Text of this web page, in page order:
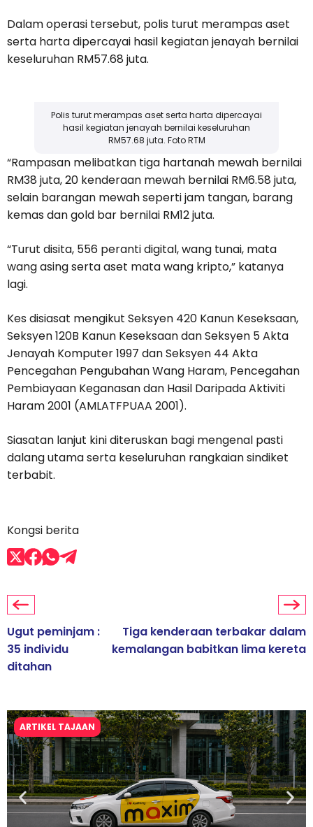
Dalam operasi tersebut, polis turut merampas aset
serta harta dipercayai hasil kegiatan jenayah bernilai
keseluruhan RM57.68 juta.
Polis turut merampas aset serta harta dipercayai
hasil kegiatan jenayah bernilai keseluruhan
RM57.68 juta. Foto RTM
“Rampasan melibatkan tiga hartanah mewah bernilai
RM38 juta, 20 kenderaan mewah bernilai RM6.58 juta,
selain barangan mewah seperti jam tangan, barang
kemas dan gold bar bernilai RM12 juta.
“Turut disita, 556 peranti digital, wang tunai, mata
wang asing serta aset mata wang kripto,” katanya
lagi.
Kes disiasat mengikut Seksyen 420 Kanun Keseksaan,
Seksyen 120B Kanun Keseksaan dan Seksyen 5 Akta
Jenayah Komputer 1997 dan Seksyen 44 Akta
Pencegahan Pengubahan Wang Haram, Pencegahan
Pembiayaan Keganasan dan Hasil Daripada Aktiviti
Haram 2001 (AMLATFPUAA 2001).
Siasatan lanjut kini diteruskan bagi mengenal pasti
dalang utama serta keseluruhan rangkaian sindiket
terbabit.
Kongsi berita
Ugut peminjam :
35 individu
ditahan
Tiga kenderaan terbakar dalam
kemalangan babitkan lima kereta
ARTIKEL TAJAAN